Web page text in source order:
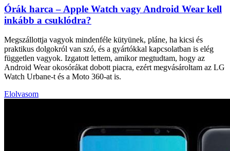
Órák harca – Apple Watch vagy Android Wear kell
inkább a csuklódra?
Megszállottja vagyok mindenféle kütyünek, pláne, ha kicsi és
praktikus dolgokról van szó, és a gyártókkal kapcsolatban is elég
független vagyok. Izgatott lettem, amikor megtudtam, hogy az
Android Wear okosórákat dobott piacra, ezért megvásároltam az LG
Watch Urbane-t és a Moto 360-at is.
Elolvasom